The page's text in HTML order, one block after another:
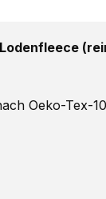
Oeko-Tex-